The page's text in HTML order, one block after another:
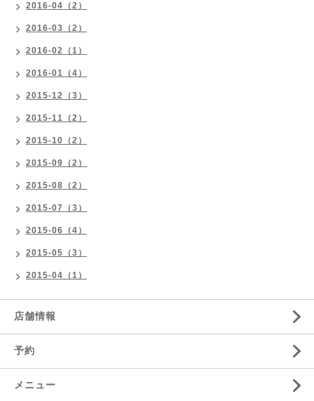
2016-04（2）
2016-03（2）
2016-02（1）
2016-01（4）
2015-12（3）
2015-11（2）
2015-10（2）
2015-09（2）
2015-08（2）
2015-07（3）
2015-06（4）
2015-05（3）
2015-04（1）
店舗情報
予約
メニュー